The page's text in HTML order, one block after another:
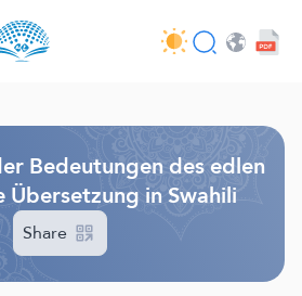
der Übersetzungen
- API
Bedeutungen des edlen
Übersetzung in Swahili
Share